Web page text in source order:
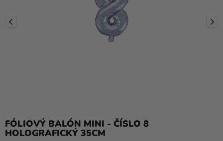
Pečenie
FÓLIOVÝ BALÓN MINI - ČÍSLO 8
HOLOGRAFICKÝ 35CM